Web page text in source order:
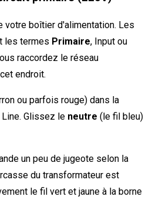
votre boîtier d'alimentation. Les
les termes Primaire, Input ou
raccordez le réseau
endroit.
ou parfois rouge) dans la
Line. Glissez le neutre (le fil bleu)
un peu de jugeote selon la
du transformateur est
le fil vert et jaune à la borne